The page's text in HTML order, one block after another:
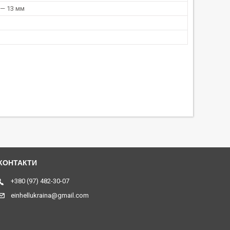
13 мм
+380 (97) 482-30-07
einhellukraina@gmail.com